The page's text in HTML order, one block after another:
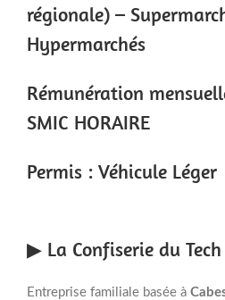
régionale) –
Hypermarchés
Rémunération
SMIC HORAIRE
Permis : Véhicule Léger
▶ La Confiserie du Tech
Entreprise familiale basée à